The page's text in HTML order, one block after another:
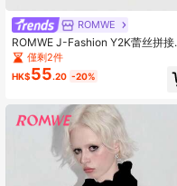
ROMWE
ROMWE J-Fashion Y2K蕾丝拼接
感吊带背心
僅剩2件
HK$55.20 -20%